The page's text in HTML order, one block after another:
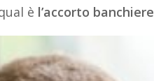
è l’accorto banchiere